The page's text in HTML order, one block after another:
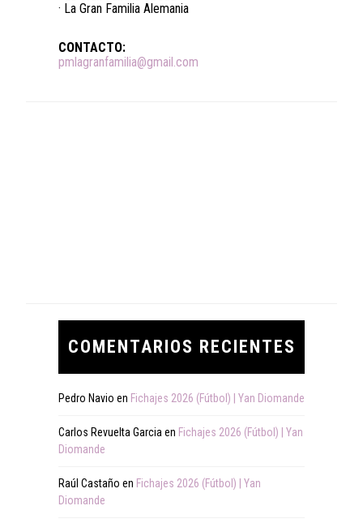
· La Gran Familia Alemania
CONTACTO:
pmlagranfamilia@gmail.com
COMENTARIOS RECIENTES
Pedro Navio en Fichajes 2026 (Fútbol) | Yan Diomande
Carlos Revuelta Garcia en Fichajes 2026 (Fútbol) | Yan
Diomande
Raúl Castaño en Fichajes 2026 (Fútbol) | Yan
Diomande